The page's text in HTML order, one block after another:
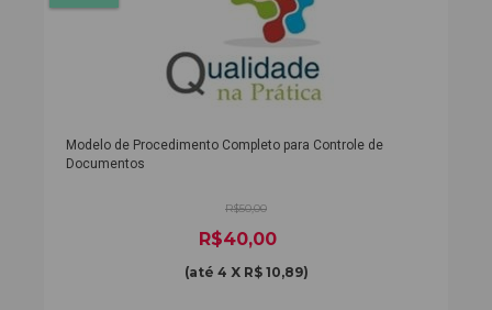
Modelo de Procedimento Completo para Controle de
Documentos
R$50,00
R$40,00
(até 4 X R$ 10,89)